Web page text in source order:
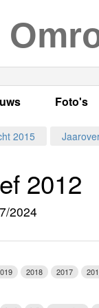
Lokaal
Foto's
2015
2012
2024
2018 2017